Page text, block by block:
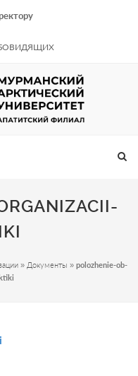
» Документы » polozhenie-ob-